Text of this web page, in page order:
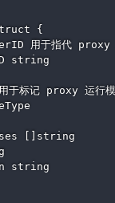
{
用于指代 proxy
string
标记 proxy 运行
[]string
string